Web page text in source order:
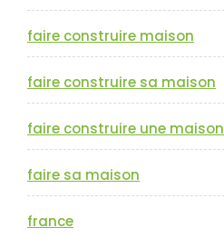
faire construire maison
faire construire sa maison
faire construire une maison
faire sa maison
france